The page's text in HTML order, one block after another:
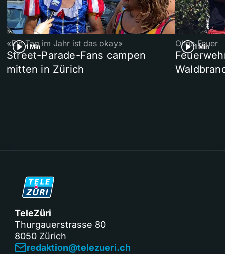
1 Min
«Ein Tag im Jahr ist das okay»
Street-Parade-Fans campen
mitten in Zürich
1 Min
Ohne Feuer
TeleZüri
Thurgauerstrasse 80
8050 Zürich
redaktion@telezueri.ch